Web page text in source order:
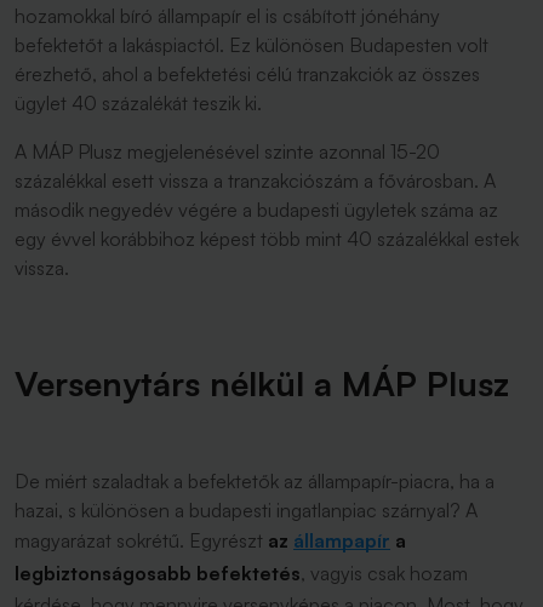
hozamokkal bíró állampapír el is csábított jónéhány
befektetőt a lakáspiactól. Ez különösen Budapesten volt
érezhető, ahol a befektetési célú tranzakciók az összes
ügylet 40 százalékát teszik ki.
A MÁP Plusz megjelenésével szinte azonnal 15-20
százalékkal esett vissza a tranzakciószám a fővárosban. A
második negyedév végére a budapesti ügyletek száma az
egy évvel korábbihoz képest több mint 40 százalékkal estek
vissza.
Versenytárs nélkül a MÁP Plusz
De miért szaladtak a befektetők az állampapír-piacra, ha a
hazai, s különösen a budapesti ingatlanpiac szárnyal? A
magyarázat sokrétű. Egyrészt az állampapír a
legbiztonságosabb befektetés, vagyis csak hozam